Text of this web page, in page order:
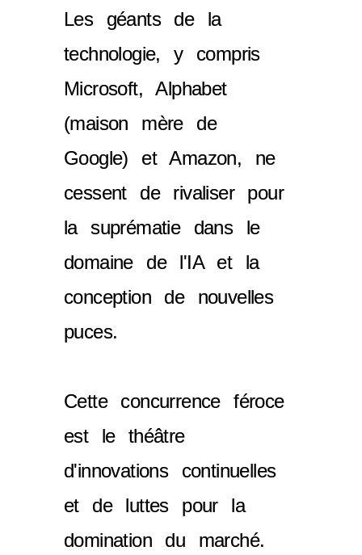
Les géants de la
technologie, y compris
Microsoft, Alphabet
(maison mère de
Google) et Amazon, ne
cessent de rivaliser pour
la suprématie dans le
domaine de l'IA et la
conception de nouvelles
puces.
Cette concurrence féroce
est le théâtre
d'innovations continuelles
et de luttes pour la
domination du marché.